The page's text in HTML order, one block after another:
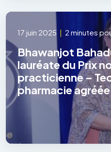
17 juin 2025 | 2 minutes
Bhawanjot
lauréate du Prix
practicienne –
pharmacie agréée